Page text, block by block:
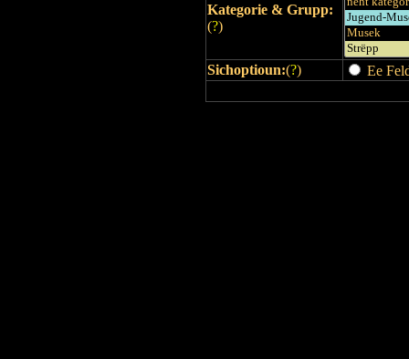
Kategorie & Grupp:
(?)
Sichoptioun:(?) Ee